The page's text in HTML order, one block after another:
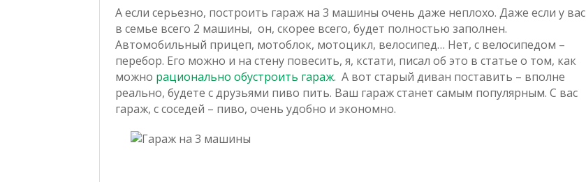
А если серьезно, построить гараж на 3 машины очень даже неплохо. Даже если у вас
в семье всего 2 машины, он, скорее всего, будет полностью заполнен.
Автомобильный прицеп, мотоблок, мотоцикл, велосипед… Нет, с велосипедом –
перебор. Его можно и на стену повесить, я, кстати, писал об это в статье о том, как
можно рационально обустроить гараж. А вот старый диван поставить – вполне
реально, будете с друзьями пиво пить. Ваш гараж станет самым популярным. С вас
гараж, с соседей – пиво, очень удобно и экономно.